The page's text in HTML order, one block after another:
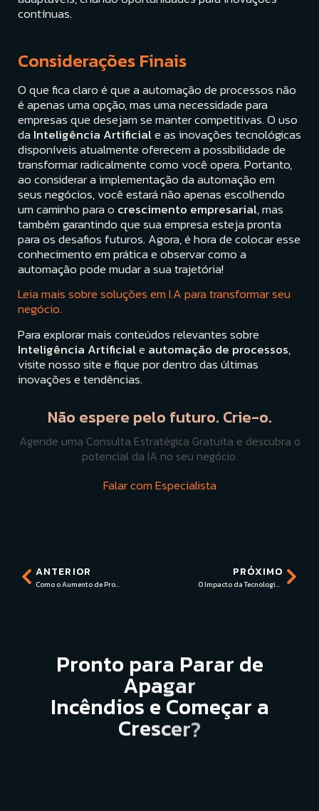
contínuas.
Considerações Finais
O que fica claro é que a automação de processos não
é apenas uma opção, mas uma necessidade para
empresas que desejam se manter competitivas. O uso
da Inteligência Artificiale as inovações tecnológicas
disponíveis atualmente oferecem a possibilidade de
transformar radicalmente como você opera. Portanto,
ao considerar a implementação da automação em
seus negócios, você estará não apenas escolhendo
um caminho para o crescimento empresarial, mas
também garantindo que sua empresa esteja pronta
para os desafios futuros. Agora, é hora de colocar esse
conhecimento em prática e observar como a
automação pode mudar a sua trajetória!
Leia mais sobre soluções em I.A para transformar seu
negócio.
Para explorar mais conteúdos relevantes sobre
Inteligência Artificiale automação de processos,
visite nosso site e fique por dentro das últimas
inovações e tendências.
Não espere pelo futuro. Crie-o.
Agende uma Consulta Estratégica Gratuita e descubra o
potencial da IA no seu negócio.
Falar com Especialista
ANTERIOR
Como o Aumento de Produtividade com I.A Pode Revolucionar sua Empresa
PRÓXIMO
O Impacto da Tecnologia na Automação de Negócios em 2025
Pronto para Parar de
Apagar
Incêndios eComeçar a
Crescer?